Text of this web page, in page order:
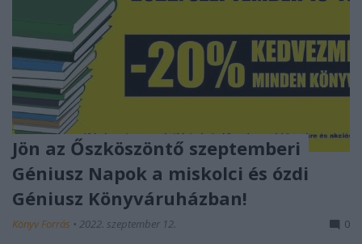
Jön az Őszköszöntő szeptemberi
Géniusz Napok a miskolci és ózdi
Géniusz Könyváruházban!
Könyv Forrás • 2022. szeptember 12. 0